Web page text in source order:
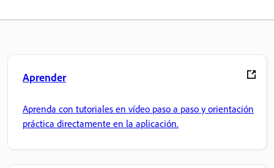
Aprender
Aprenda con tutoriales en vídeo paso a paso y orientación
práctica directamente en la aplicación.